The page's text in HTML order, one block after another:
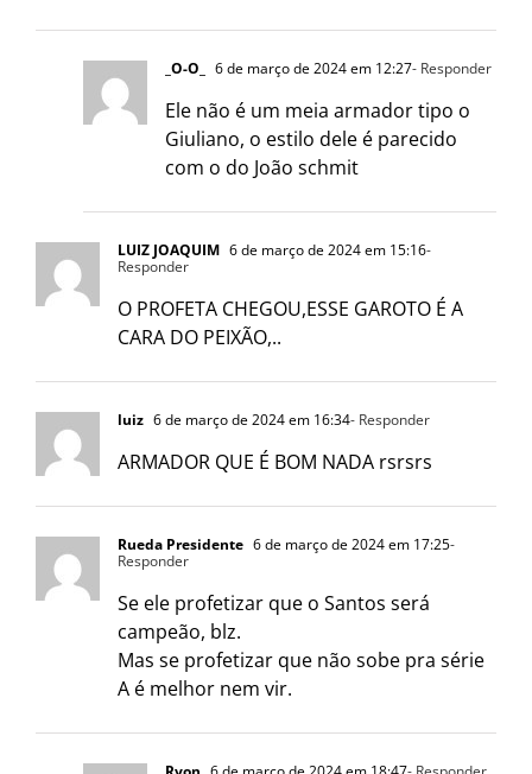
_O-O_ 6 de março de 2024 em 12:27- Responder
Ele não é um meia armador tipo o
Giuliano, o estilo dele é parecido
com o do João schmit
LUIZ JOAQUIM 6 de março de 2024 em 15:16-
Responder
O PROFETA CHEGOU,ESSE GAROTO É A
CARA DO PEIXÃO,..
luiz 6 de março de 2024 em 16:34- Responder
ARMADOR QUE É BOM NADA rsrsrs
Rueda Presidente 6 de março de 2024 em 17:25-
Responder
Se ele profetizar que o Santos será
campeão, blz.
Mas se profetizar que não sobe pra série
A é melhor nem vir.